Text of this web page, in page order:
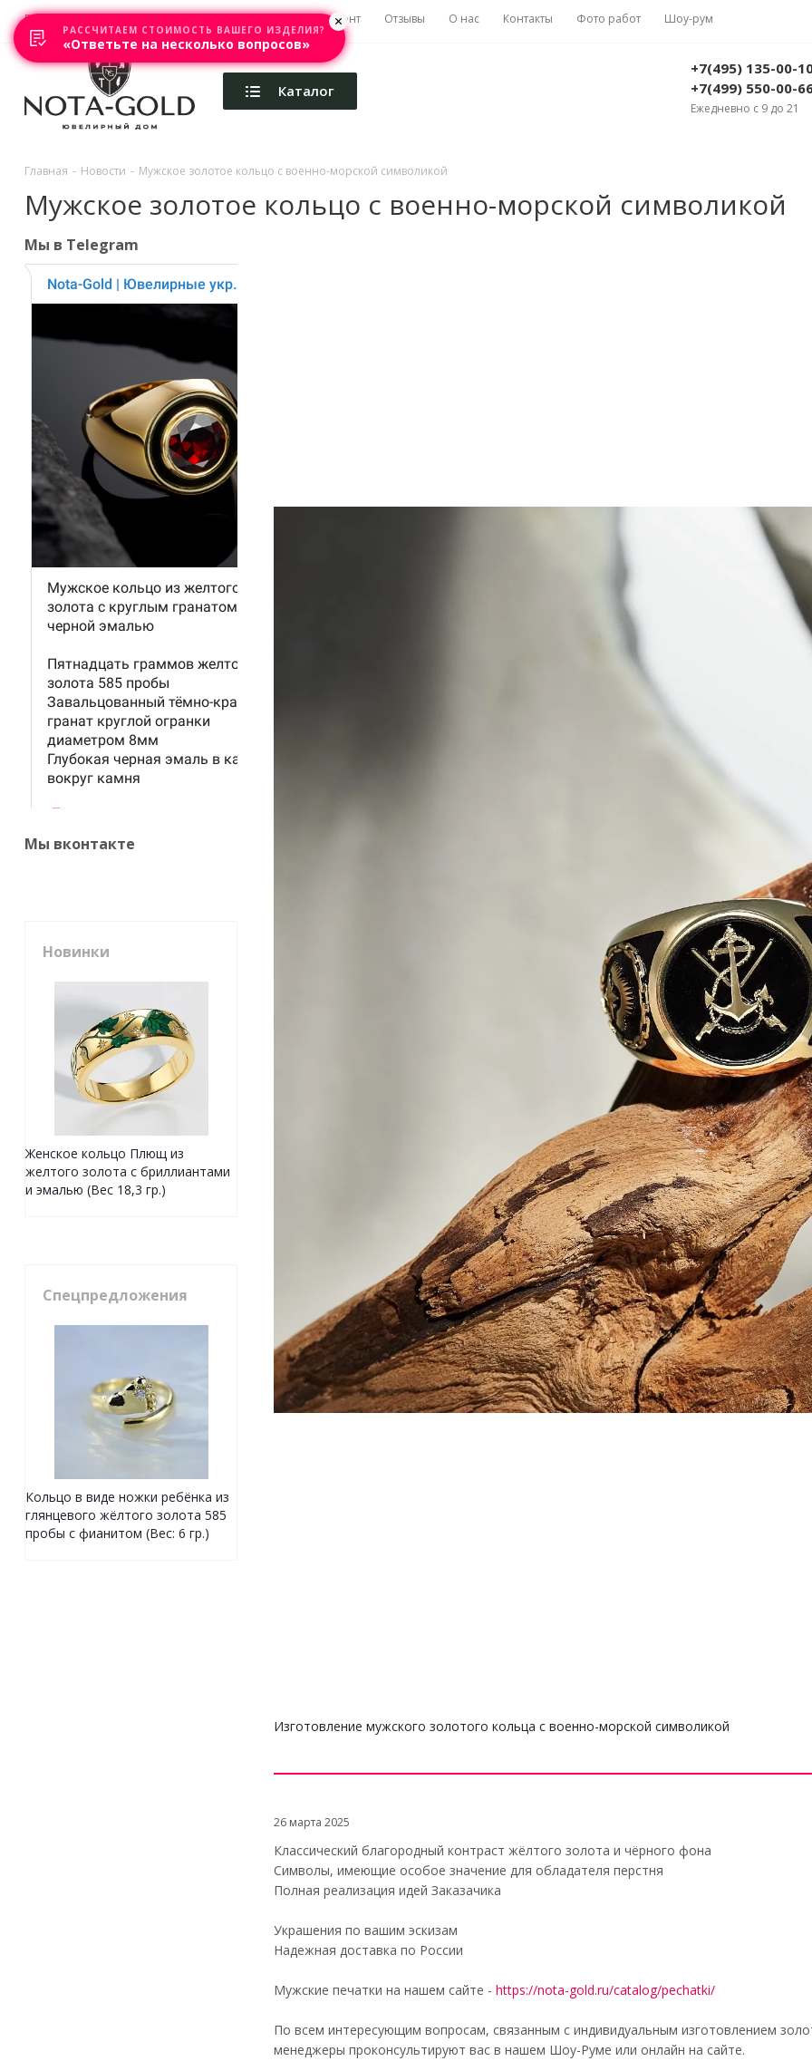
Главная Акции Каталоги Изготовление Ремонт Отзывы О нас Контакты Фото работ Шоу-рум
Каталог
+7(495) 135-00-
+7(499) 550-00-
Ежедневно с 9 до 21
Главная - Новости - Мужское золотое кольцо с военно-морской символикой
Мужское золотое кольцо с военно-морской символикой
Изготовление мужского золотого кольца с военно-морской символикой
26 марта 2025
Классический благородный контраст жёлтого золота и чёрного фона
Символы, имеющие особое значение для обладателя перстня
Полная реализация идей Заказачика
Украшения по вашим эскизам
Надежная доставка по России
Мужские печатки на нашем сайте - https://nota-gold.ru/catalog/pechatki/
По всем интересующим вопросам, связанным с индивидуальным изготовлением
менеджеры проконсультируют вас в нашем Шоу-Руме или онлайн на сайте.
Мы в Telegram
Мы вконтакте
Новинки
Женское кольцо Плющ из
желтого золота с бриллиантами
и эмалью (Вес 18,3 гр.)
Спецпредложения
Кольцо в виде ножки ребёнка из
глянцевого жёлтого золота 585
пробы с фианитом (Вес: 6 гр.)
РАССЧИТАЕМ СТОИМОСТЬ ВАШЕГО ИЗДЕЛИЯ?
«Ответьте на несколько вопросов»